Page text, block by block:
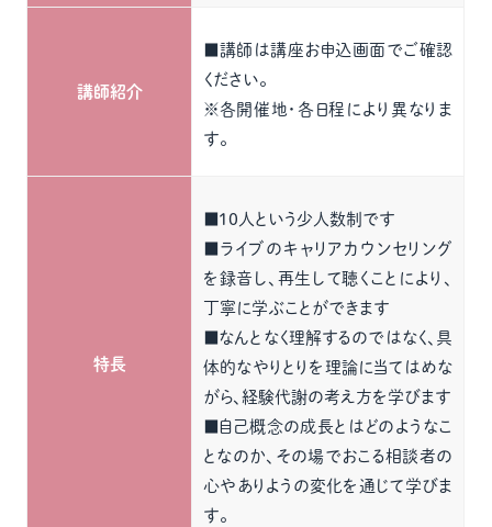
講師紹介
■講師は講座お申込画面でご確認
ください。
※各開催地・各日程により異なりま
す。
特長
■10人という少人数制です
■ライブのキャリアカウンセリング
を録音し、再生して聴くことにより、
丁寧に学ぶことができます
■なんとなく理解するのではなく、具
体的なやりとりを理論に当てはめな
がら、経験代謝の考え方を学びます
■自己概念の成長とはどのようなこ
となのか、その場でおこる相談者の
心やありようの変化を通じて学びま
す。